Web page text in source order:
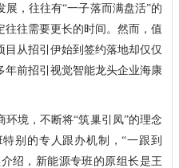
，往往有“一子落而满盘活”的
往需要更长的时间。然而，值
从招引伊始到签约落地却仅仅
年前招引视觉智能龙头企业海康
境，不断将“筑巢引凤”的理念
别的专人跟办机制，“一跟到
绍，新能源专班的原组长是王